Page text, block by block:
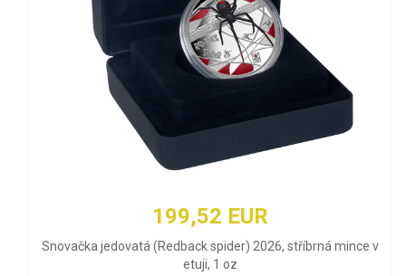
199,52 EUR
Snovačka jedovatá (Redback spider) 2026, stříbrná mince v
etuji, 1 oz